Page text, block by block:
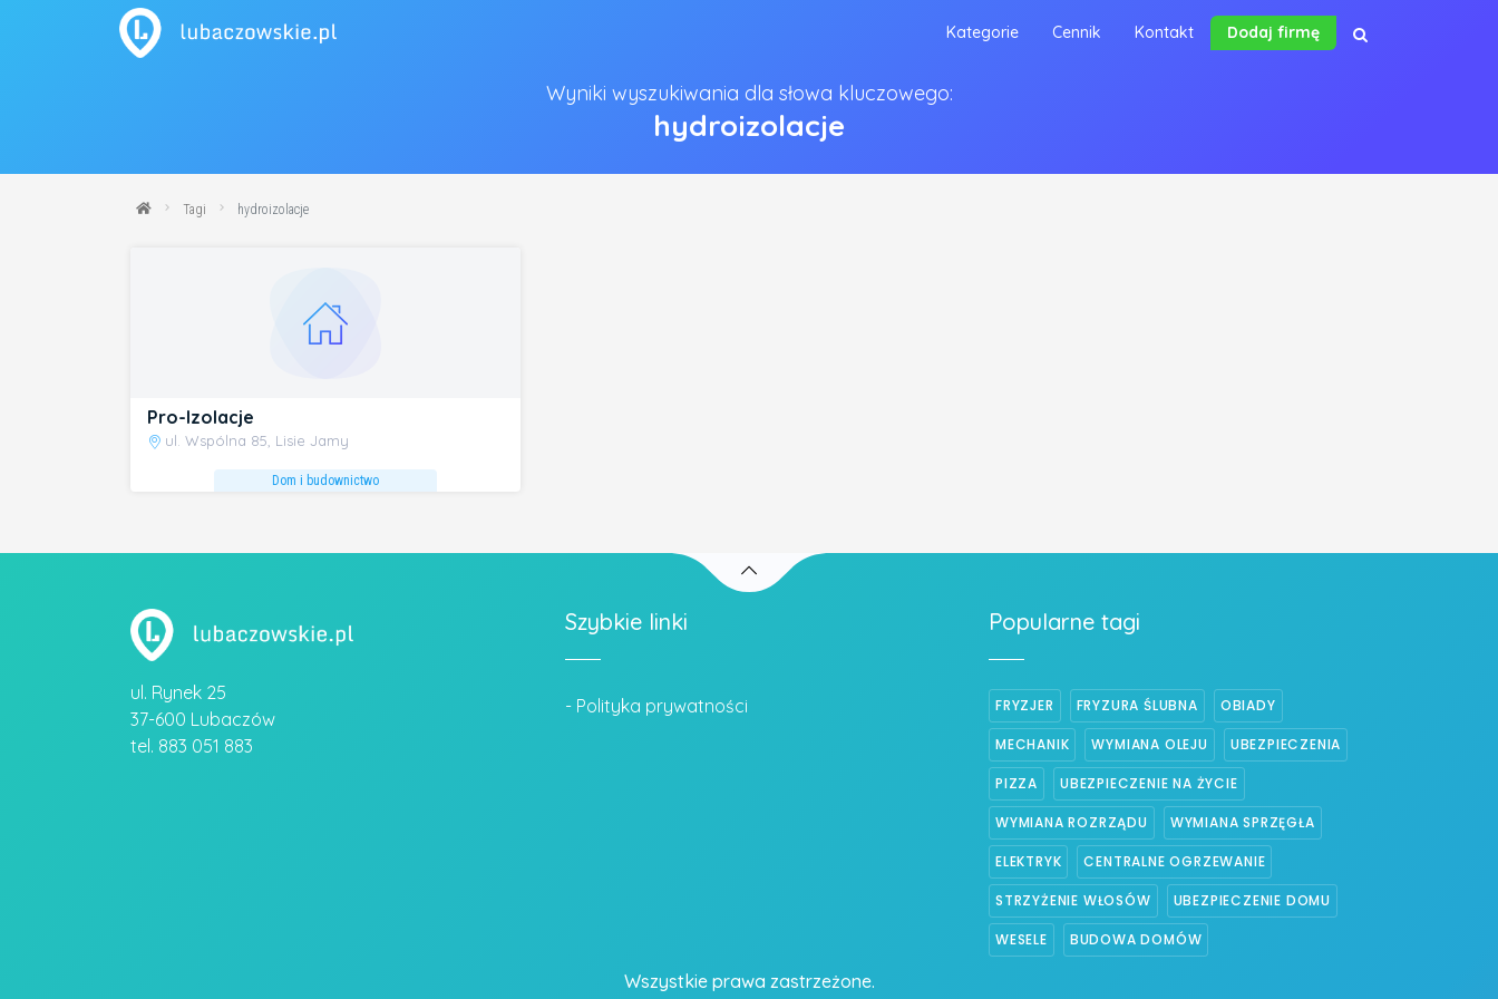
Kategorie Cennik Kontakt Dodaj firmę
Wyniki wyszukiwania dla słowa kluczowego:
hydroizolacje
Tagi hydroizolacje
Pro-Izolacje
ul. Wspólna 85, Lisie Jamy
Dom i budownictwo
ul. Rynek 25
37-600 Lubaczów
tel. 883 051 883
Szybkie linki
- Polityka prywatności
Popularne tagi
FRYZJER FRYZURA ŚLUBNA OBIADY
MECHANIK WYMIANA OLEJU UBEZPIECZENIA
PIZZA UBEZPIECZENIE NA ŻYCIE
WYMIANA ROZRZĄDU WYMIANA SPRZĘGŁA
ELEKTRYK CENTRALNE OGRZEWANIE
STRZYŻENIE WŁOSÓW UBEZPIECZENIE DOMU
WESELE BUDOWA DOMÓW
Wszystkie prawa zastrzeżone.